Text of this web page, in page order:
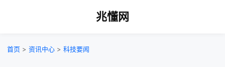
兆懂网
首页 > 资讯中心 > 科技要闻